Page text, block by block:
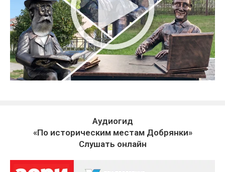
Аудиогид
«По историческим местам Добрянки»
Слушать онлайн